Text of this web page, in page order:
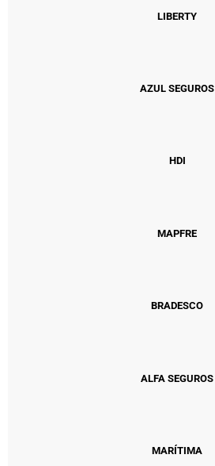
LIBERTY
AZUL SEGUROS
HDI
MAPFRE
BRADESCO
ALFA SEGUROS
MARÍTIMA